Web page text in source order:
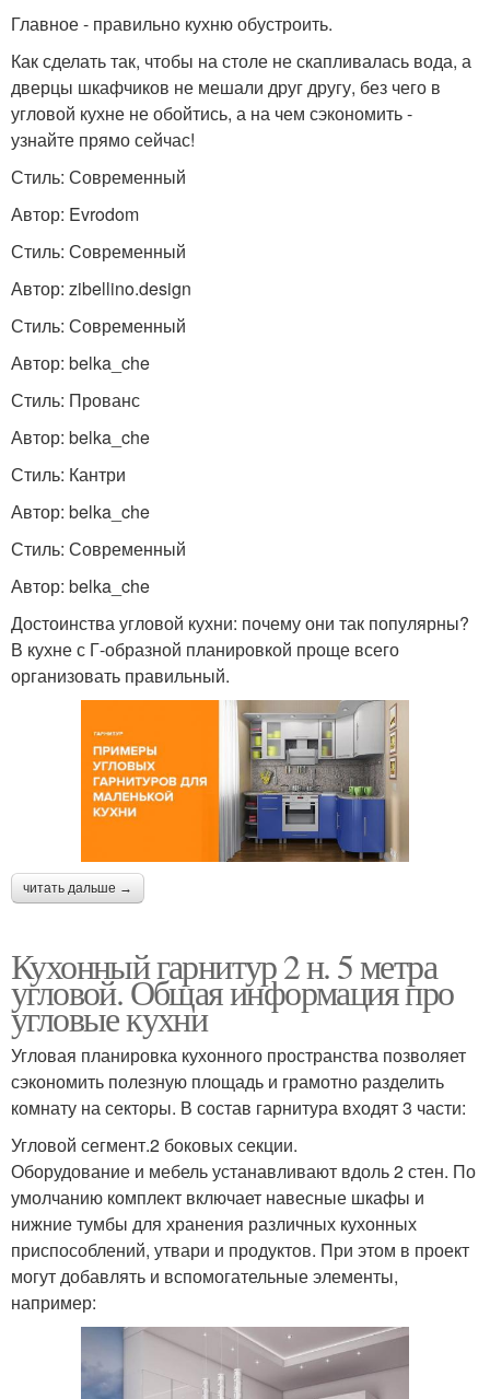
Главное - правильно кухню обустроить.
Как сделать так, чтобы на столе не скапливалась вода, а
дверцы шкафчиков не мешали друг другу, без чего в
угловой кухне не обойтись, а на чем сэкономить -
узнайте прямо сейчас!
Стиль: Современный
Автор: Evrodom
Стиль: Современный
Автор: zibellino.design
Стиль: Современный
Автор: belka_che
Стиль: Прованс
Автор: belka_che
Стиль: Кантри
Автор: belka_che
Стиль: Современный
Автор: belka_che
Достоинства угловой кухни: почему они так популярны?
В кухне с Г-образной планировкой проще всего
организовать правильный.
читать дальше →
Кухонный гарнитур 2 н. 5 метра
угловой. Общая информация про
угловые кухни
Угловая планировка кухонного пространства позволяет
сэкономить полезную площадь и грамотно разделить
комнату на секторы. В состав гарнитура входят 3 части:
Угловой сегмент.2 боковых секции.
Оборудование и мебель устанавливают вдоль 2 стен. По
умолчанию комплект включает навесные шкафы и
нижние тумбы для хранения различных кухонных
приспособлений, утвари и продуктов. При этом в проект
могут добавлять и вспомогательные элементы,
например: